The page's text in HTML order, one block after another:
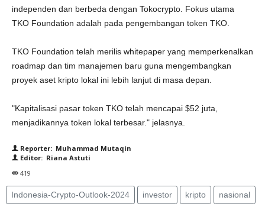
independen dan berbeda dengan Tokocrypto. Fokus utama
TKO Foundation adalah pada pengembangan token TKO.
TKO Foundation telah merilis whitepaper yang memperkenalkan
roadmap dan tim manajemen baru guna mengembangkan
proyek aset kripto lokal ini lebih lanjut di masa depan.
"Kapitalisasi pasar token TKO telah mencapai $52 juta,
menjadikannya token lokal terbesar." jelasnya.
Reporter: Muhammad Mutaqin
Editor: Riana Astuti
419
Indonesia-Crypto-Outlook-2024 investor kripto nasional